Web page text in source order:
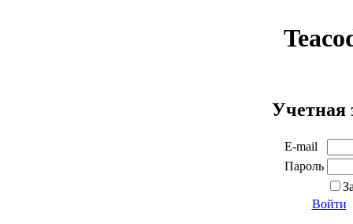
Учетная
E-mail
Пароль
Войти